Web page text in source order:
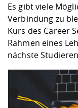
Es gibt viele
Verbindung zu
Kurs des Career
Rahmen eines
nächste